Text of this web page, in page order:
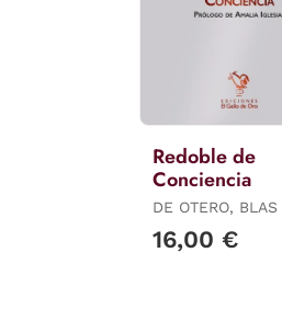
Redoble de
Conciencia
DE OTERO, BLAS
16,00 €